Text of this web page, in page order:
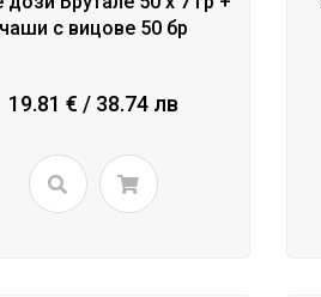
с вицове 50 бр
19.81 € / 38.74 лв